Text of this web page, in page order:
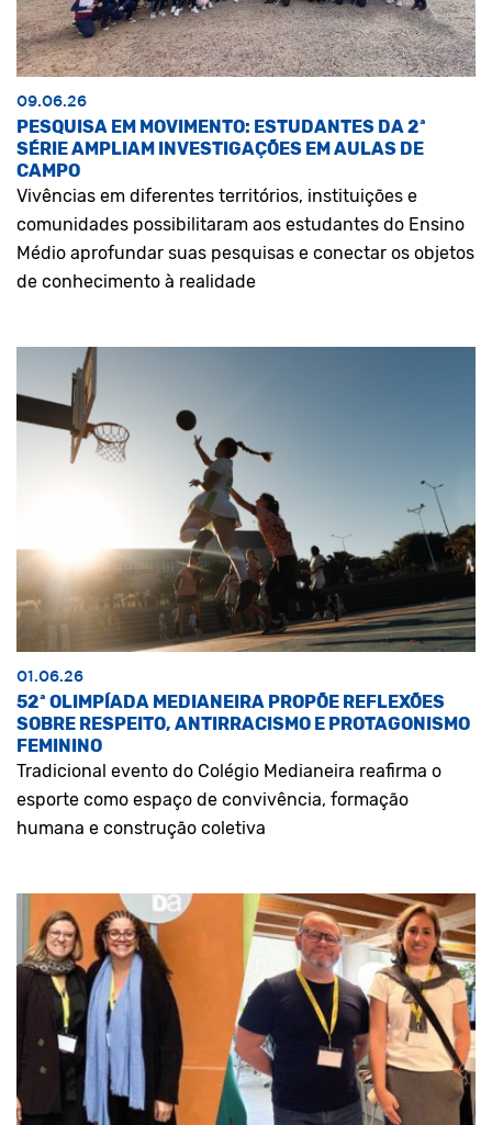
09.06.26
PESQUISA EM MOVIMENTO: ESTUDANTES DA 2ª
SÉRIE AMPLIAM INVESTIGAÇÕES EM AULAS DE
CAMPO
Vivências em diferentes territórios, instituições e
comunidades possibilitaram aos estudantes do Ensino
Médio aprofundar suas pesquisas e conectar os objetos
de conhecimento à realidade
01.06.26
52ª OLIMPÍADA MEDIANEIRA PROPÕE REFLEXÕES
SOBRE RESPEITO, ANTIRRACISMO E PROTAGONISMO
FEMININO
Tradicional evento do Colégio Medianeira reafirma o
esporte como espaço de convivência, formação
humana e construção coletiva